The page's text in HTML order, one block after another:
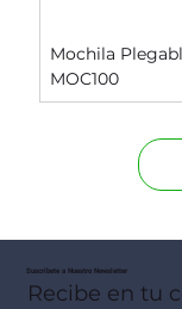
Mochila
MOC100
Suscribete a Nuestro Newsletter
Recibe en tu